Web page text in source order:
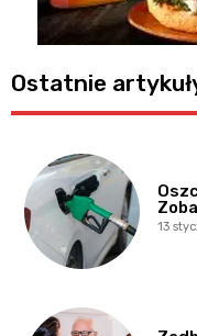
Ostatnie
13